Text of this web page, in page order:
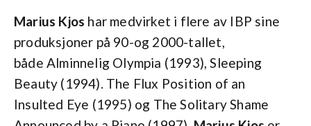
Marius Kjos har medvirket i flere av IBP sine
produksjoner på 90-og 2000-tallet,
både Alminnelig Olympia (1993), Sleeping
Beauty (1994). The Flux Position of an
Insulted Eye (1995) og The Solitary Shame